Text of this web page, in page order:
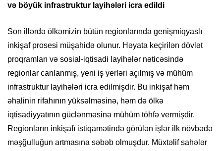
və böyük infrastruktur layihələri icra edildi
Son illərdə ölkəmizin bütün regionlarında genişmiqyaslı
inkişaf prosesi müşahidə olunur. Həyata keçirilən dövlət
proqramları və sosial-iqtisadi layihələr nəticəsində
regionlar canlanmış, yeni iş yerləri açılmış və mühüm
infrastruktur layihələri icra edilmişdir. Bu inkişaf həm
əhalinin rifahının yüksəlməsinə, həm də ölkə
iqtisadiyyatının güclənməsinə mühüm töhfə vermişdir.
Regionların inkişafı istiqamətində görülən işlər ilk növbədə
məşğulluğun artmasına səbəb olmuşdur. Müxtəlif sahələr